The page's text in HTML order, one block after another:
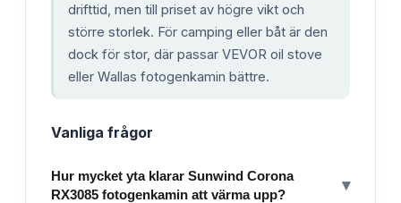
drifttid, men till priset av högre vikt och
större storlek. För camping eller båt är den
dock för stor, där passar VEVOR oil stove
eller Wallas fotogenkamin bättre.
Vanliga frågor
Hur mycket yta klarar Sunwind Corona
RX3085 fotogenkamin att värma upp?
▾